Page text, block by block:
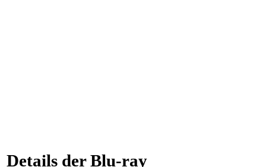
Details der Blu-ray